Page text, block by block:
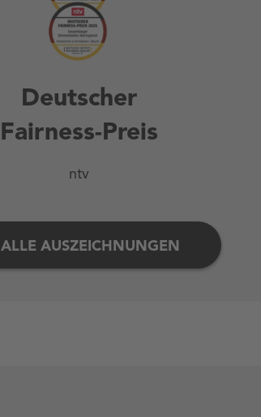
Deutscher
Fairness-Preis
ntv
ALLE AUSZEICHNUNGEN